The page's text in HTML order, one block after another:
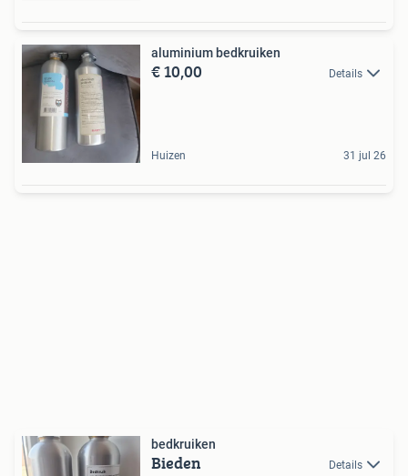
aluminium bedkruiken
€ 10,00 Details
Huizen 31 jul 26
bedkruiken
Bieden Details